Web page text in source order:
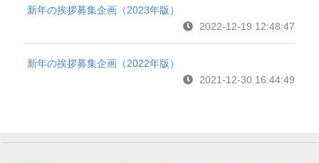
新年の挨拶募集企画（2023年版）
2022-12-19 12:48:47
新年の挨拶募集企画（2022年版）
2021-12-30 16:44:49